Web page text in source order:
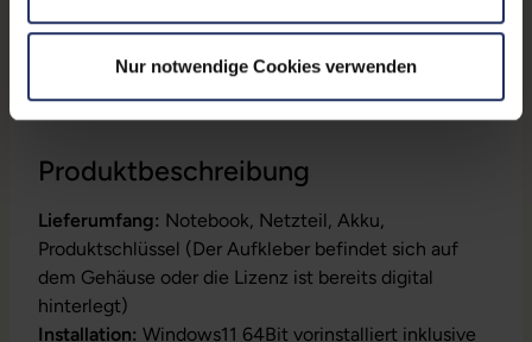
Nur notwendige Cookies verwenden
Produktbeschreibung
Lieferumfang: Notebook, Netzteil, Akku,
Produktschlüssel (Der Aufkleber befindet sich auf
dem Gehäuse oder die Lizenz ist bereits digital
hinterlegt)
Installation: Windows11 64Bit vorinstalliert inklusive
Maße (LxBxH): 359 x 236 x 22 mm
Gewicht: 1,8 kg